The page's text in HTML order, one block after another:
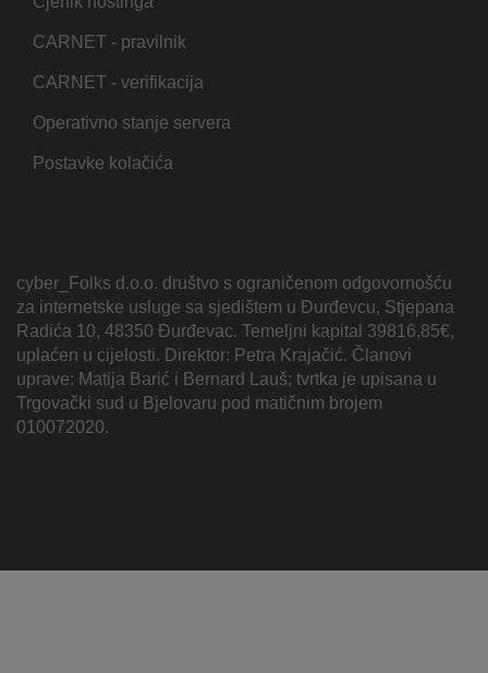
CARNET - pravilnik
CARNET - verifikacija
Operativno stanje servera
Postavke kolačića
cyber_Folks d.o.o. društvo s ograničenom odgovornošću
za internetske usluge sa sjedištem u Đurđevcu, Stjepana
Radića 10, 48350 Đurđevac. Temeljni kapital 39816,85€,
uplaćen u cijelosti. Direktor: Petra Krajačić. Članovi
uprave: Matija Barić i Bernard Lauš; tvrtka je upisana u
Trgovački sud u Bjelovaru pod matičnim brojem
010072020.